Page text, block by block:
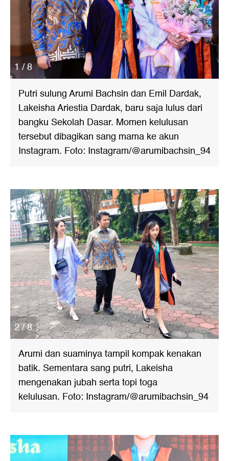
1 / 8
Putri sulung Arumi Bachsin dan Emil Dardak,
Lakeisha Ariestia Dardak, baru saja lulus dari
bangku Sekolah Dasar. Momen kelulusan
tersebut dibagikan sang mama ke akun
Instagram. Foto: Instagram/@arumibachsin_94
2 / 8
Arumi dan suaminya tampil kompak kenakan
batik. Sementara sang putri, Lakeisha
mengenakan jubah serta topi toga
kelulusan. Foto: Instagram/@arumibachsin_94